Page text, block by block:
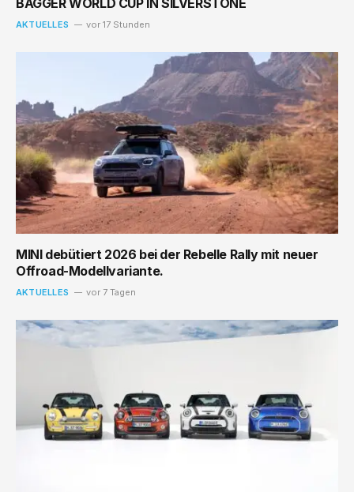
BAGGER WORLD CUP IN SILVERSTONE
AKTUELLES vor 17 Stunden
MINI debütiert 2026 bei der Rebelle Rally mit neuer
Offroad-Modellvariante.
AKTUELLES vor 7 Tagen